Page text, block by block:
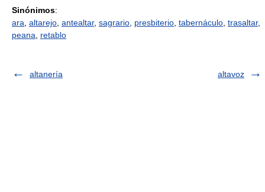
Sinónimos:
ara altarejo antealtar, sagrario presbiterio tabernáculo trasaltar,
peana
retablo
altanería altavoz